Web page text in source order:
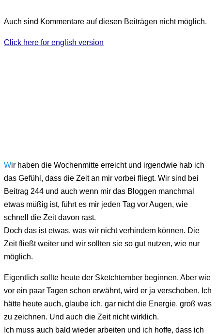
Auch sind Kommentare auf diesen Beiträgen nicht möglich.
Click here for english version
Wir haben die Wochenmitte erreicht und irgendwie hab ich
das Gefühl, dass die Zeit an mir vorbei fliegt. Wir sind bei
Beitrag 244 und auch wenn mir das Bloggen manchmal
etwas müßig ist, führt es mir jeden Tag vor Augen, wie
schnell die Zeit davon rast.
Doch das ist etwas, was wir nicht verhindern können. Die
Zeit fließt weiter und wir sollten sie so gut nutzen, wie nur
möglich.
Eigentlich sollte heute der Sketchtember beginnen. Aber wie
vor ein paar Tagen schon erwähnt, wird er ja verschoben. Ich
hätte heute auch, glaube ich, gar nicht die Energie, groß was
zu zeichnen. Und auch die Zeit nicht wirklich.
Ich muss auch bald wieder arbeiten und ich hoffe, dass ich